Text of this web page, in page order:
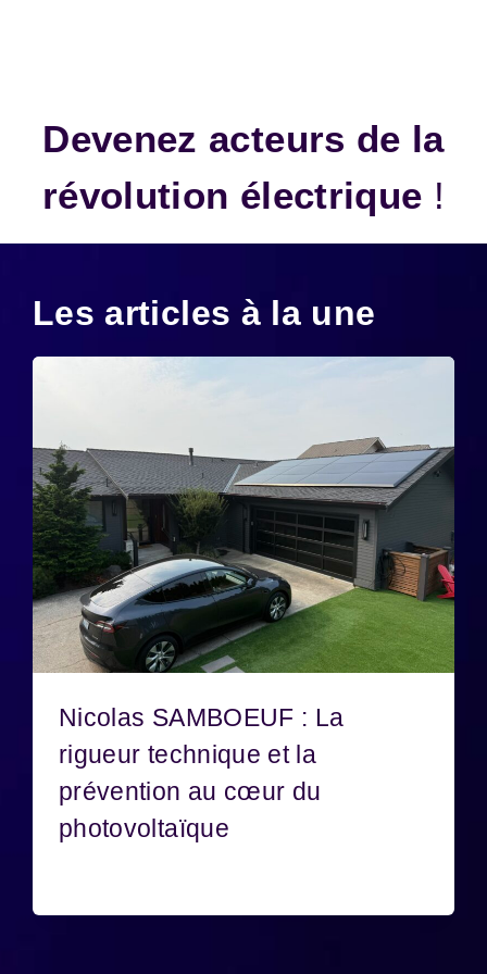
Devenez acteurs de la
révolution électrique !
Les articles à la une
Nicolas SAMBOEUF : La
rigueur technique et la
prévention au cœur du
photovoltaïque